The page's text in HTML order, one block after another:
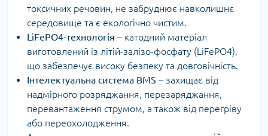
токсичних речовин, не забруднює навколишнє
середовище та є екологічно чистим.
LiFePO4-технологія – катодний матеріал
виготовлений із літій-залізо-фосфату (LiFePO4),
що забезпечує високу безпеку та довговічність.
Інтелектуальна система BMS – захищає від
надмірного розряджання, перезаряджання,
перевантаження струмом, а також від перегріву
або переохолодження.